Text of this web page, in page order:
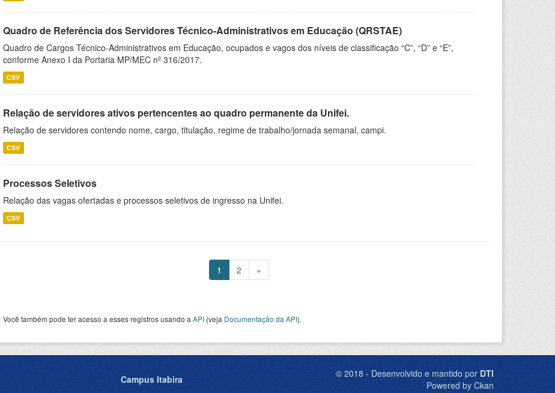
Quadro de Referência dos Servidores Técnico-Administrativos em Educação (QRSTAE)
Quadro de Cargos Técnico-Administrativos em Educação, ocupados e vagos dos níveis de classificação “C”, “D” e “E”,
conforme Anexo I da Portaria MP/MEC nº 316/2017.
CSV
Relação de servidores ativos pertencentes ao quadro permanente da Unifei.
Relação de servidores contendo nome, cargo, titulação, regime de trabalho/jornada semanal, campi.
CSV
Processos Seletivos
Relação das vagas ofertadas e processos seletivos de ingresso na Unifei.
CSV
1 2 »
Você também pode ter acesso a esses registros usando a API (veja Documentação da API).
Campus Itabira
© 2018 - Desenvolvido e mantido por DTI
Powered by Ckan